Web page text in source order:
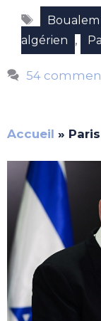
Boualem
algérien
,
54
Accueil » Paris